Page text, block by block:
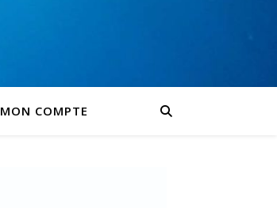
MON COMPTE